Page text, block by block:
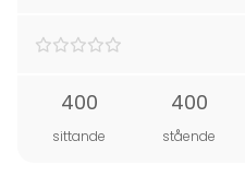
400
sittande
400
stående